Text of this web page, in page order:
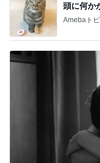
頭に何か
Amebaト